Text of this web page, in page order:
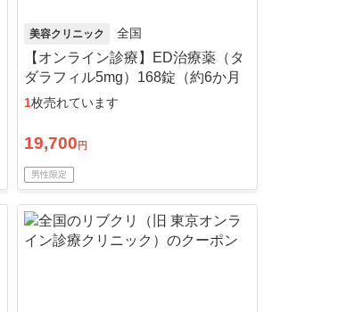
美容クリニック 全国
【オンライン診療】ED治療薬（タ
ダラフィル5mg）168錠（約6か月
分）※初診料・送料込
1枚売れています
19,700 円
男性限定